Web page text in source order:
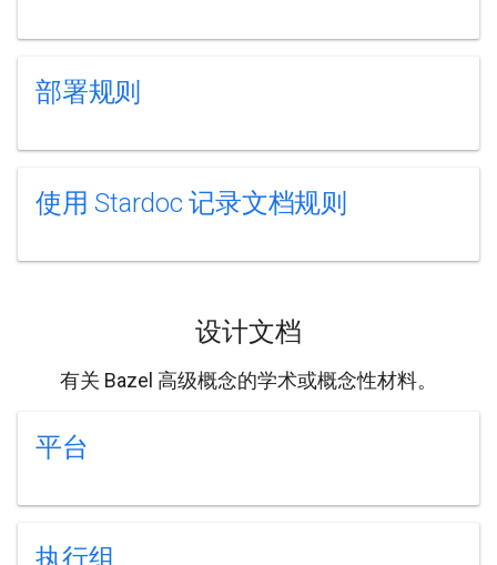
部署规则
使用 Stardoc 记录文档规则
设计文档
有关 Bazel 高级概念的学术或概念性材料。
平台
执行组